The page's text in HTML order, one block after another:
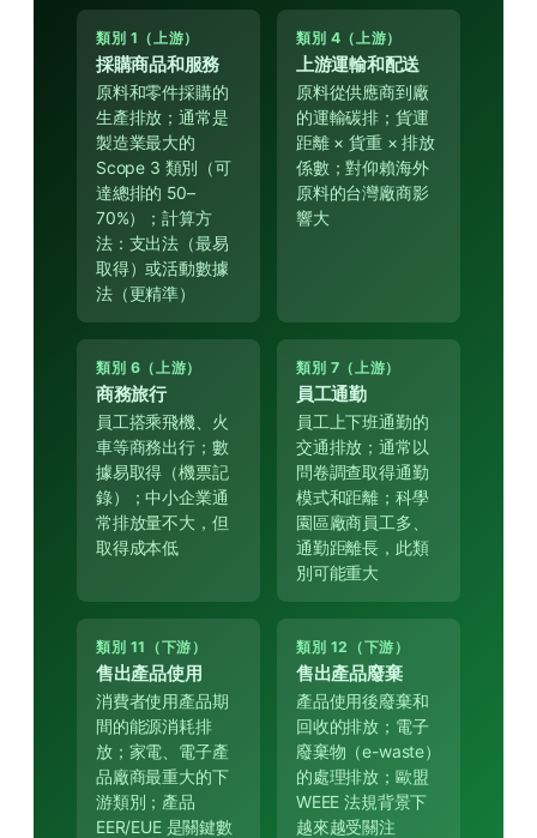
類別 1（上游）
採購商品和服務
原料和零件採購的
生產排放；通常是
製造業最大的
Scope 3 類別（可
達總排的 50–
70%）；計算方
法：支出法（最易
取得）或活動數據
法（更精準）
類別 4（上游）
上游運輸和配送
原料從供應商到廠
的運輸碳排；貨運
距離 × 貨重 × 排放
係數；對仰賴海外
原料的台灣廠商影
響大
類別 6（上游）
商務旅行
員工搭乘飛機、火
車等商務出行；數
據易取得（機票記
錄）；中小企業通
常排放量不大，但
取得成本低
類別 7（上游）
員工通勤
員工上下班通勤的
交通排放；通常以
問卷調查取得通勤
模式和距離；科學
園區廠商員工多、
通勤距離長，此類
別可能重大
類別 11（下游）
售出產品使用
消費者使用產品期
間的能源消耗排
放；家電、電子產
品廠商最重大的下
游類別；產品
EER/EUE 是關鍵數
類別 12（下游）
售出產品廢棄
產品使用後廢棄和
回收的排放；電子
廢棄物（e-waste）
的處理排放；歐盟
WEEE 法規背景下
越來越受關注